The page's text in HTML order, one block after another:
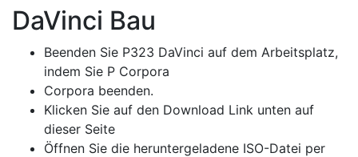
DaVinci Bau
Beenden Sie P323 DaVinci auf dem Arbeitsplatz,
indem Sie P Corpora
Corpora beenden.
Klicken Sie auf den Download Link unten auf
dieser Seite
Öffnen Sie die heruntergeladene ISO-Datei per